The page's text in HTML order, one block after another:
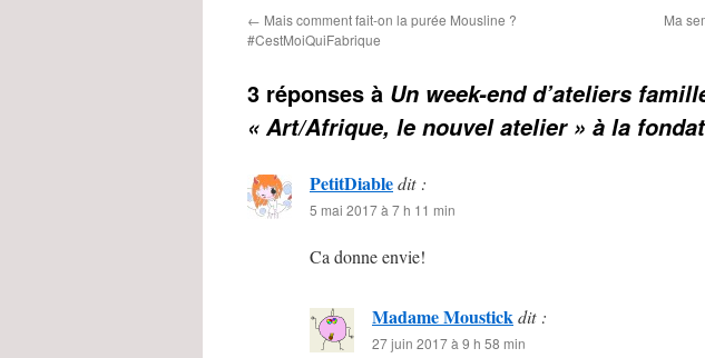
← Mais comment fait-on la purée Mousline ?
#CestMoiQuiFabrique
Ma
3 réponses à Un week-end d’ateliers
« Art/Afrique, le nouvel atelier » à la
PetitDiabledit :
5 mai 2017 à 7 h 11 min
Ca donne envie!
Madame Moustickdit :
27 juin 2017 à 9 h 58 min